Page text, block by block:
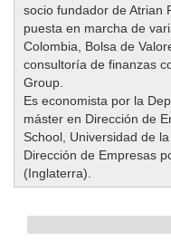
socio fundador de Atrian
puesta en marcha de
Colombia, Bolsa de
consultoría de finanzas
Group.
Es economista por la
máster en Dirección de
School, Universidad de
Dirección de Empresas
(Inglaterra).